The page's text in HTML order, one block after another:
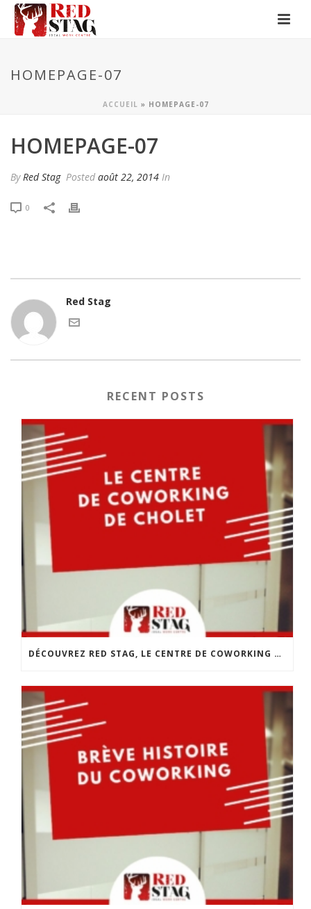
HOMEPAGE-07
ACCUEIL » HOMEPAGE-07
HOMEPAGE-07
ByRed Stag Posted août 22, 2014 In
0
Red Stag
RECENT POSTS
DÉCOUVREZ RED STAG, LE CENTRE DE COWORKING DE CHOLET